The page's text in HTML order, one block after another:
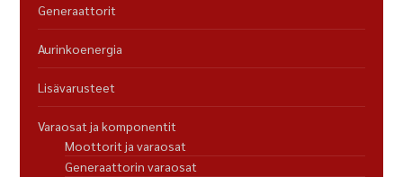
Generaattorit
Aurinkoenergia
Lisävarusteet
Varaosat ja komponentit
Moottorit ja varaosat
Generaattorin varaosat